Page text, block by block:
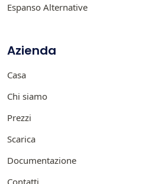
Espanso Alternative
Azienda
Casa
Chi siamo
Prezzi
Scarica
Documentazione
Contatti